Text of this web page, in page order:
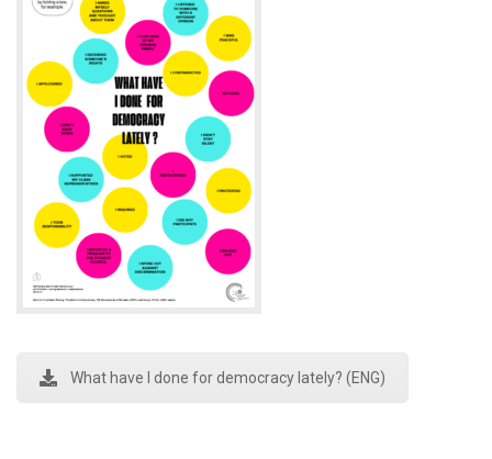
What have I done for democracy lately? (ENG)